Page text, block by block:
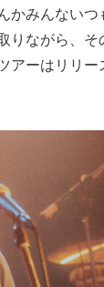
みんないつ
ながら、そ
ーはリリ